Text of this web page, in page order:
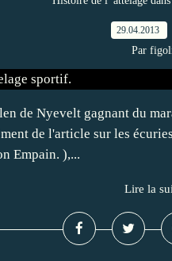
29.04.2013
Par
de Nyevelt gagnant du
de l'article sur les
Empain. ),...
Lire la